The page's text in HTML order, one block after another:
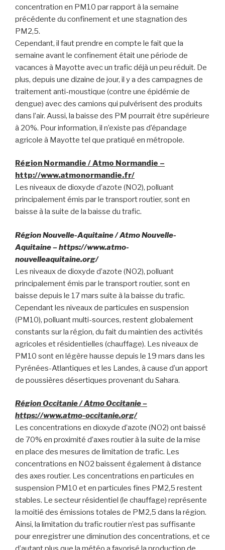
concentration en PM10 par rapport à la semaine
précédente du confinement et une stagnation des
PM2,5.
Cependant, il faut prendre en compte le fait que la
semaine avant le confinement était une période de
vacances à Mayotte avec un trafic déjà un peu réduit. De
plus, depuis une dizaine de jour, il y a des campagnes de
traitement anti-moustique (contre une épidémie de
dengue) avec des camions qui pulvérisent des produits
dans l’air. Aussi, la baisse des PM pourrait être supérieure
à 20%. Pour information, il n’existe pas d’épandage
agricole à Mayotte tel que pratiqué en métropole.
Région Normandie / Atmo Normandie –
http://www.atmonormandie.fr/
Les niveaux de dioxyde d’azote (NO2), polluant
principalement émis par le transport routier, sont en
baisse à la suite de la baisse du trafic.
Région Nouvelle-Aquitaine / Atmo Nouvelle-
Aquitaine – https://www.atmo-
nouvelleaquitaine.org/
Les niveaux de dioxyde d’azote (NO2), polluant
principalement émis par le transport routier, sont en
baisse depuis le 17 mars suite à la baisse du trafic.
Cependant les niveaux de particules en suspension
(PM10), polluant multi-sources, restent globalement
constants sur la région, du fait du maintien des activités
agricoles et résidentielles (chauffage). Les niveaux de
PM10 sont en légère hausse depuis le 19 mars dans les
Pyrénées-Atlantiques et les Landes, à cause d’un apport
de poussières désertiques provenant du Sahara.
Région Occitanie / Atmo Occitanie –
https://www.atmo-occitanie.org/
Les concentrations en dioxyde d’azote (NO2) ont baissé
de 70% en proximité d’axes routier à la suite de la mise
en place des mesures de limitation de trafic. Les
concentrations en NO2 baissent également à distance
des axes routier. Les concentrations en particules en
suspension PM10 et en particules fines PM2,5 restent
stables. Le secteur résidentiel (le chauffage) représente
la moitié des émissions totales de PM2,5 dans la région.
Ainsi, la limitation du trafic routier n’est pas suffisante
pour enregistrer une diminution des concentrations, et ce